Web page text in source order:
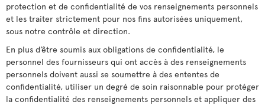
protection et de confidentialité de vos renseignements personnels
et les traiter strictement pour nos fins autorisées uniquement,
sous notre contrôle et direction.
En plus d’être soumis aux obligations de confidentialité, le
personnel des fournisseurs qui ont accès à des renseignements
personnels doivent aussi se soumettre à des ententes de
confidentialité, utiliser un degré de soin raisonnable pour protéger
la confidentialité des renseignements personnels et appliquer des